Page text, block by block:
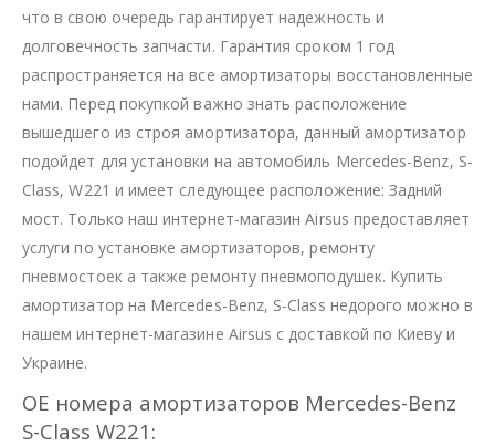
что в свою очередь гарантирует надежность и
долговечность запчасти. Гарантия сроком 1 год
распространяется на все амортизаторы восстановленные
нами. Перед покупкой важно знать расположение
вышедшего из строя амортизатора, данный амортизатор
подойдет для установки на автомобиль Mercedes-Benz, S-
Class, W221 и имеет следующее расположение: Задний
мост. Только наш интернет-магазин Airsus предоставляет
услуги по установке амортизаторов, ремонту
пневмостоек а также ремонту пневмоподушек. Купить
амортизатор на Mercedes-Benz, S-Class недорого можно в
нашем интернет-магазине Airsus с доставкой по Киеву и
Украине.
OE номера амортизаторов Mercedes-Benz
S-Class W221: